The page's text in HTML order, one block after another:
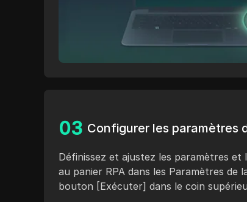
03 Configurer les paramètres
Définissez et ajustez les paramètres et
au panier RPA dans les Paramètres de
bouton [Exécuter] dans le coin